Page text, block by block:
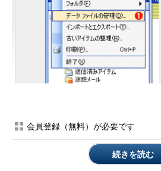
（1）ここをクリックする。
データファイルの管理］を開くと
会員登録（無料）が必要です
続きを読む